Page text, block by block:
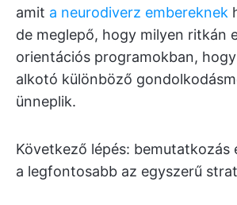
amit a neurodiverz embereknek
de meglepő, hogy milyen ritkán
orientációs programokban,
alkotó különböző
ünneplik.
Következő lépés: bemutatkozás
a legfontosabb az egyszerű